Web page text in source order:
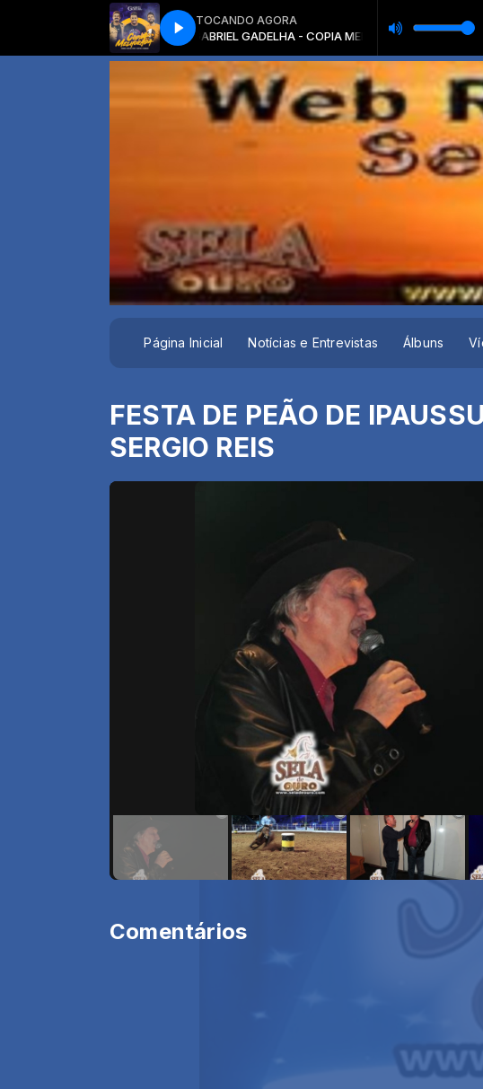
TOCANDO AGORA
- COPIA MELHORADAGABRIEL GADELHA - COPIA MELHORADA
Página Inicial Notícias e Entrevistas Álbuns
FESTA DE PEÃO DE
SERGIO REIS
Comentários